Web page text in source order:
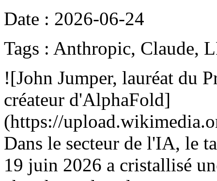
Date : 2026-06-24
Tags : Anthropic, Claude,
![John Jumper, lauréat du
créateur d'AlphaFold]
(https://
Dans le secteur de l'IA, le
19 juin 2026 a cristallisé